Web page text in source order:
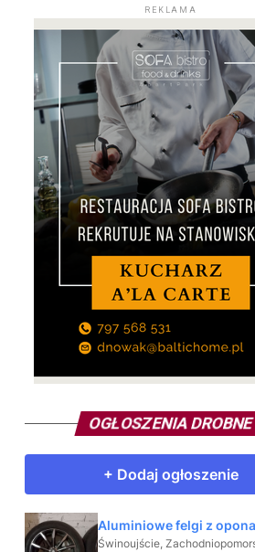
REKLAMA
OGŁOSZENIA DROBNE